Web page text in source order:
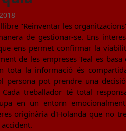
llibre "Reinventar les
de gestionar-se. Ens
ens permet confirmar la
de les empreses Teal es
tota la informació és
persona pot prendre una
Cada treballador té total
en un entorn
originària d'Holanda que no